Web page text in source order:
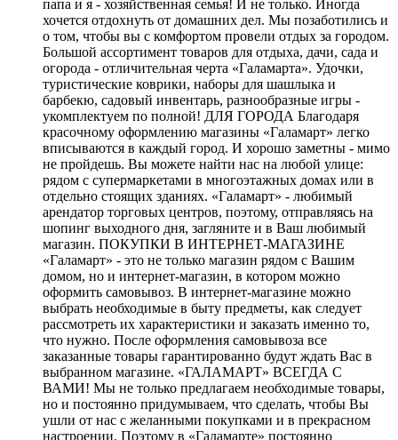
папа и я - хозяйственная семья! И не только. Иногда
хочется отдохнуть от домашних дел. Мы позаботились и
о том, чтобы вы с комфортом провели отдых за городом.
Большой ассортимент товаров для отдыха, дачи, сада и
огорода - отличительная черта «Галамарта». Удочки,
туристические коврики, наборы для шашлыка и
барбекю, садовый инвентарь, разнообразные игры -
укомплектуем по полной! ДЛЯ ГОРОДА Благодаря
красочному оформлению магазины «Галамарт» легко
вписываются в каждый город. И хорошо заметны - мимо
не пройдешь. Вы можете найти нас на любой улице:
рядом с супермаркетами в многоэтажных домах или в
отдельно стоящих зданиях. «Галамарт» - любимый
арендатор торговых центров, поэтому, отправляясь на
шопинг выходного дня, загляните и в Ваш любимый
магазин. ПОКУПКИ В ИНТЕРНЕТ-МАГАЗИНЕ
«Галамарт» - это не только магазин рядом с Вашим
домом, но и интернет-магазин, в котором можно
оформить самовывоз. В интернет-магазине можно
выбрать необходимые в быту предметы, как следует
рассмотреть их характеристики и заказать именно то,
что нужно. После оформления самовывоза все
заказанные товары гарантированно будут ждать Вас в
выбранном магазине. «ГАЛАМАРТ» ВСЕГДА С
ВАМИ! Мы не только предлагаем необходимые товары,
но и постоянно придумываем, что сделать, чтобы Вы
ушли от нас с желанными покупками и в прекрасном
настроении. Поэтому в «Галамарте» постоянно